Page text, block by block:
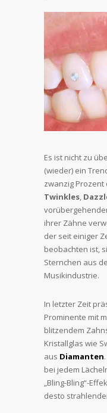
Es ist nicht zu
(wieder) ein
zwanzig Prozent
Twinkles,
ihrer Zähne
der seit einiger
beobachten ist,
Sternchen aus
Musikindustrie.
In letzter Zeit
Prominente mit
blitzendem
Kristallglas wie
aus Diamanten
bei jedem
„Bling-Bling“-
desto